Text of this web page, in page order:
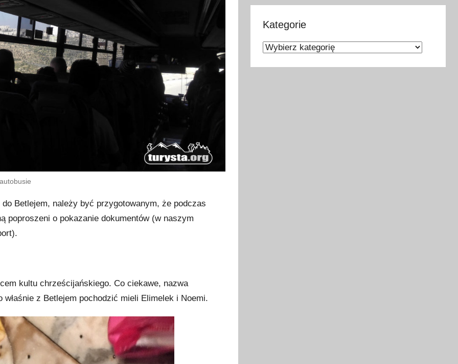
Betlejem, należy być przygotowanym, że podczas
poproszeni o pokazanie dokumentów (w naszym
kultu chrześcijańskiego. Co ciekawe, nazwa
z Betlejem pochodzić mieli Elimelek i Noemi.
Kategorie
Kategorie